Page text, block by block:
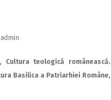
admin
teologică românească.
Basilica a Patriarhiei Române,